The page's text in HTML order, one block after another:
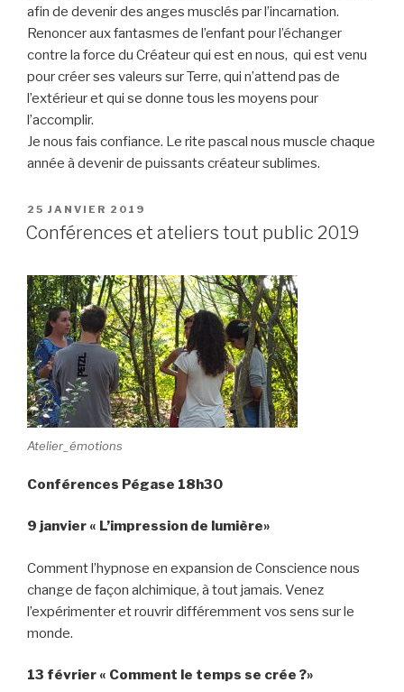
afin de devenir des anges musclés par l’incarnation.
Renoncer aux fantasmes de l’enfant pour l’échanger
contre la force du Créateur qui est en nous, qui est venu
pour créer ses valeurs sur Terre, qui n’attend pas de
l’extérieur et qui se donne tous les moyens pour
l’accomplir.
Je nous fais confiance. Le rite pascal nous muscle chaque
année à devenir de puissants créateur sublimes.
PUBLIÉ
LE
25 JANVIER 2019
Conférences et ateliers tout public 2019
Atelier_émotions
Conférences Pégase 18h30
9 janvier« L’impression de lumière»
Comment l’hypnose en expansion de Conscience nous
change de façon alchimique, à tout jamais. Venez
l’expérimenter et rouvrir différemment vos sens sur le
monde.
13 février« Comment le temps se crée ?»